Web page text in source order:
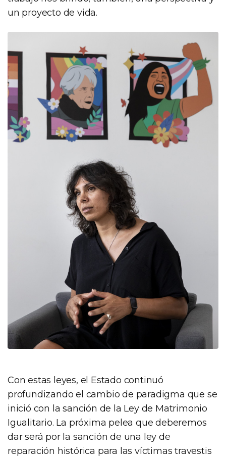
un proyecto de vida.
Con estas leyes, el Estado continuó
profundizando el cambio de paradigma que se
inició con la sanción de la Ley de Matrimonio
Igualitario. La próxima pelea que deberemos
dar será por la sanción de una ley de
reparación histórica para las víctimas travestis